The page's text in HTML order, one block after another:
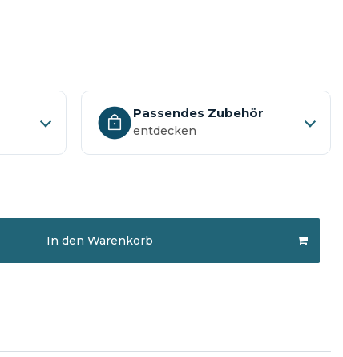
Passendes Zubehör
entdecken
In den Warenkorb